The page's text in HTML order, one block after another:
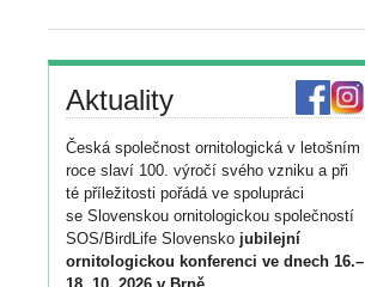
Aktuality
Česká společnost ornitologická v letošním
roce slaví 100. výročí svého vzniku a při
té příležitosti pořádá ve spolupráci
se Slovenskou ornitologickou společností
SOS/BirdLife Slovensko jubilejní
ornitologickou konferenci ve dnech 16.–